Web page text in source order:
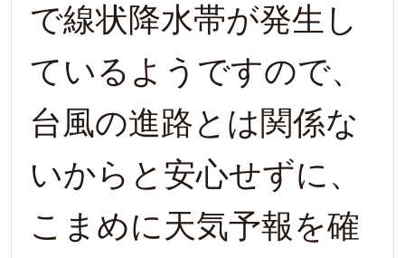
で線状降水帯が発生し
ているようですので、
台風の進路とは関係な
いからと安心せずに、
こまめに天気予報を確